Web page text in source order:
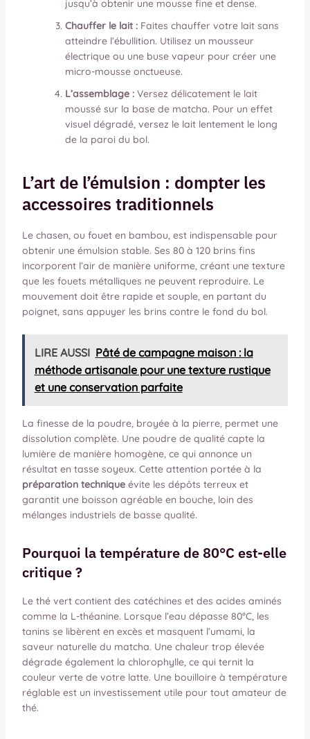
jusqu’à obtenir une mousse fine et dense.
Chauffer le lait :Faites chauffer votre lait sans
atteindre l’ébullition. Utilisez un mousseur
électrique ou une buse vapeur pour créer une
micro-mousse onctueuse.
L’assemblage :Versez délicatement le lait
moussé sur la base de matcha. Pour un effet
visuel dégradé, versez le lait lentement le long
de la paroi du bol.
L’art de l’émulsion : dompter les
accessoires traditionnels
Le chasen, ou fouet en bambou, est indispensable pour
obtenir une émulsion stable. Ses 80 à 120 brins fins
incorporent l’air de manière uniforme, créant une texture
que les fouets métalliques ne peuvent reproduire. Le
mouvement doit être rapide et souple, en partant du
poignet, sans appuyer les brins contre le fond du bol.
LIRE AUSSI Pâté de campagne maison : la
méthode artisanale pour une texture rustique
et une conservation parfaite
La finesse de la poudre, broyée à la pierre, permet une
dissolution complète. Une poudre de qualité capte la
lumière de manière homogène, ce qui annonce un
résultat en tasse soyeux. Cette attention portée à la
préparation techniqueévite les dépôts terreux et
garantit une boisson agréable en bouche, loin des
mélanges industriels de basse qualité.
Pourquoi la température de 80°C est-elle
critique ?
Le thé vert contient des catéchines et des acides aminés
comme la L-théanine. Lorsque l’eau dépasse 80°C, les
tanins se libèrent en excès et masquent l’umami, la
saveur naturelle du matcha. Une chaleur trop élevée
dégrade également la chlorophylle, ce qui ternit la
couleur verte de votre latte. Une bouilloire à température
réglable est un investissement utile pour tout amateur de
thé.